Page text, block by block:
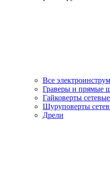
Все
Граверы и прямые
Гайковерты сетевые
Шуруповерты
Дрели